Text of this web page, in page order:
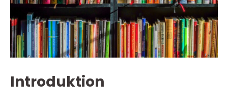
Introduktion